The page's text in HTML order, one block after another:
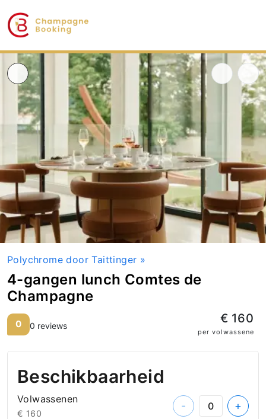
Polychrome door Taittinger »
4-gangen lunch Comtes de
Champagne
0 0 reviews € 160
per volwassene
Beschikbaarheid
Volwassenen
€ 160
- +